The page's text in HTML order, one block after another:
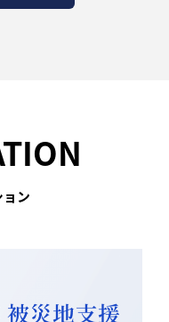
ン